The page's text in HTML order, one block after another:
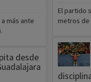
más ante
desde
El partido
metros de